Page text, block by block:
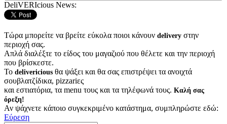
DeliVERIcious News:
Τώρα μπορείτε να βρείτε εύκολα ποιοι κάνουν delivery στην
περιοχή σας.
Απλά διαλέξτε το είδος του μαγαζιού που θέλετε και την περιοχή
που βρίσκεστε.
Το delivericious θα ψάξει και θα σας επιστρέψει τα ανοιχτά
σουβλατζίδικα, pizzariες
και εστιατόρια, τα menu τους και τα τηλέφωνά τους. Καλή σας
όρεξη!
Αν ψάχνετε κάποιο συγκεκριμένο κατάστημα, συμπληρώστε εδώ:
Εύρεση